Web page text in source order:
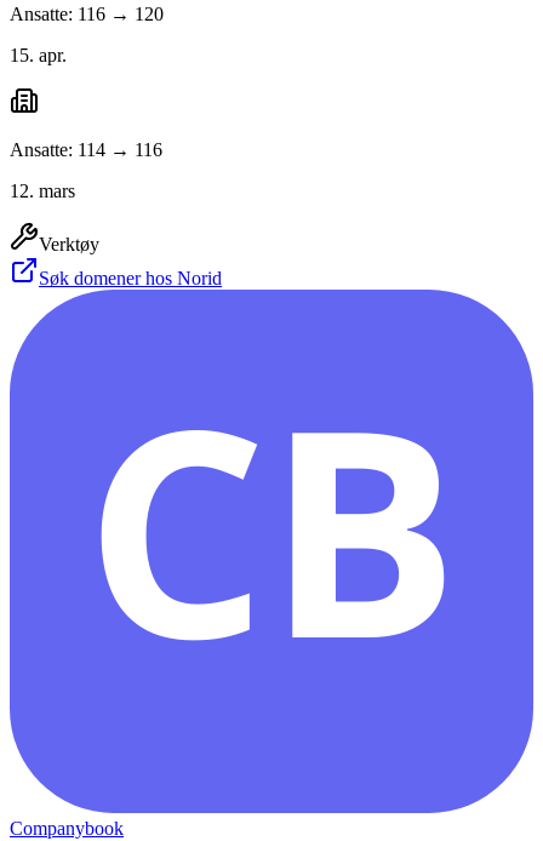
Ansatte: 116 → 120
15. apr.
Ansatte: 114 → 116
12. mars
Verktøy
Søk domener hos Norid
CB
Companybook